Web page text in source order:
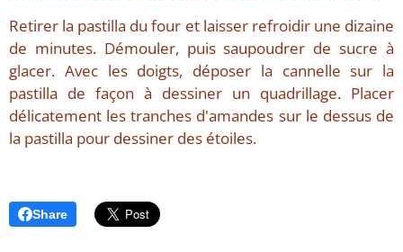
Retirer la pastilla du four et laisser refroidir une dizaine
de minutes. Démouler, puis saupoudrer de sucre à
glacer. Avec les doigts, déposer la cannelle sur la
pastilla de façon à dessiner un quadrillage. Placer
délicatement les tranches d'amandes sur le dessus de
la pastilla pour dessiner des étoiles.
Share